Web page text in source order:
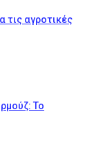
τις αγροτικές
Το